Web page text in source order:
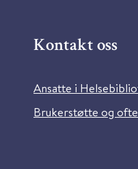
Kontakt oss
Ansatte i
Brukerstøtte og